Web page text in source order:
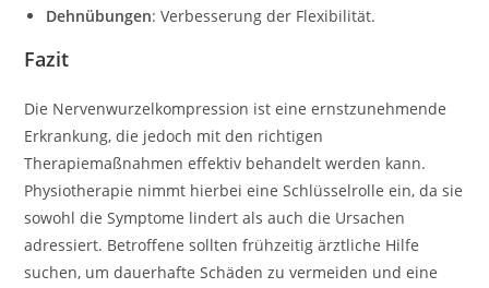
Dehnübungen: Verbesserung der Flexibilität.
Fazit
Die Nervenwurzelkompression ist eine ernstzunehmende
Erkrankung, die jedoch mit den richtigen
Therapiemaßnahmen effektiv behandelt werden kann.
Physiotherapie nimmt hierbei eine Schlüsselrolle ein, da sie
sowohl die Symptome lindert als auch die Ursachen
adressiert. Betroffene sollten frühzeitig ärztliche Hilfe
suchen, um dauerhafte Schäden zu vermeiden und eine